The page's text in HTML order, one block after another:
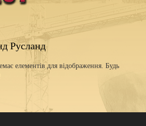
Русланд
елементів для відображення. Будь